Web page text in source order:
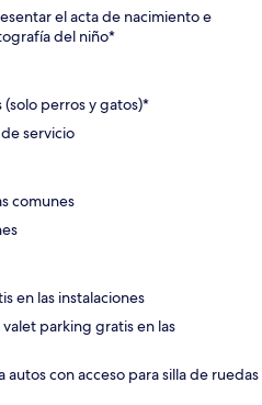
el acta de nacimiento e
del niño*
(solo perros y gatos)*
servicio
comunes
en las instalaciones
parking gratis en las
autos con acceso para silla de ruedas